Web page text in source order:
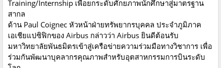
Training/Internship เพื่อยกระดับศักยภาพนักศึกษาสู่มาตรฐาน
สากล
ด้าน Paul Coignec หัวหน้าฝ่ายทรัพยากรบุคคล ประจำภูมิภาค
เอเชียแปซิฟิกของ Airbus กล่าวว่า Airbus ยินดีต้อนรับ
มหาวิทยาลัยพันธมิตรเข้าสู่เครือข่ายความร่วมมือทางวิชาการ เพื่อ
ร่วมกันพัฒนาบุคลากรคุณภาพสำหรับอุตสาหกรรมการบินระดับ